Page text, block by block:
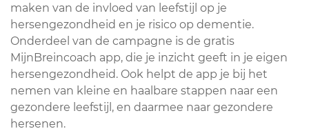
maken van de invloed van leefstijl op je
hersengezondheid en je risico op dementie.
Onderdeel van de campagne is de gratis
MijnBreincoach app, die je inzicht geeft in je eigen
hersengezondheid. Ook helpt de app je bij het
nemen van kleine en haalbare stappen naar een
gezondere leefstijl, en daarmee naar gezondere
hersenen.